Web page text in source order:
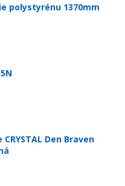
polystyrénu 1370mm
Den Braven